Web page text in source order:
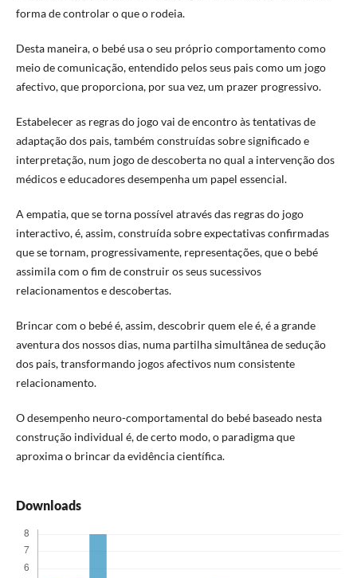
forma de controlar o que o rodeia.
Desta maneira, o bebé usa o seu próprio comportamento como
meio de comunicação, entendido pelos seus pais como um jogo
afectivo, que proporciona, por sua vez, um prazer progressivo.
Estabelecer as regras do jogo vai de encontro às tentativas de
adaptação dos pais, também construídas sobre significado e
interpretação, num jogo de descoberta no qual a intervenção dos
médicos e educadores desempenha um papel essencial.
A empatia, que se torna possível através das regras do jogo
interactivo, é, assim, construída sobre expectativas confirmadas
que se tornam, progressivamente, representações, que o bebé
assimila com o fim de construir os seus sucessivos
relacionamentos e descobertas.
Brincar com o bebé é, assim, descobrir quem ele é, é a grande
aventura dos nossos dias, numa partilha simultânea de sedução
dos pais, transformando jogos afectivos num consistente
relacionamento.
O desempenho neuro-comportamental do bebé baseado nesta
construção individual é, de certo modo, o paradigma que
aproxima o brincar da evidência científica.
Downloads